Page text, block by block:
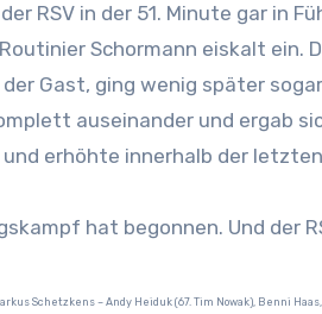
RSV in der 51. Minute gar in
Schormann eiskalt ein.
Gast, ging wenig später
auseinander und ergab
erhöhte innerhalb der
hat begonnen. Und der
Schetzkens – Andy Heiduk (67. Tim Nowak), Benni